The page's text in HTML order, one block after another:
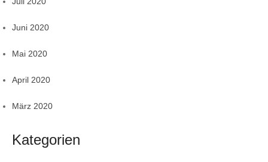
Juni 2020
Mai 2020
April 2020
März 2020
Kategorien